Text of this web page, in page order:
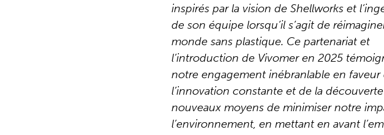
inspirés par la vision de Shellworks et
de son équipe lorsqu’il s’agit de
monde sans plastique. Ce partenariat et
l’introduction de Vivomer en 2025
notre engagement inébranlable en faveur
l’innovation constante et de la
nouveaux moyens de minimiser notre
l’environnement, en mettant en avant